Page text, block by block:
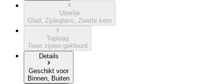
Uiterlijk
Glad, Zijdeglans, Zwarte kern
Toplaag
Twee zijden gekleurd
Details
Geschikt voor
Binnen, Buiten